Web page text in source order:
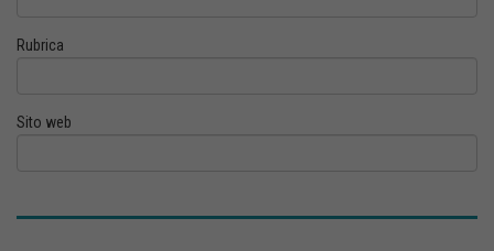
Rubrica
Sito web